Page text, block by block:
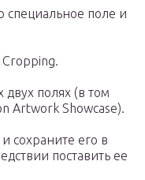
специальное поле и
двух полях (в том
Artwork Showcase).
сохраните его в
поставить ее